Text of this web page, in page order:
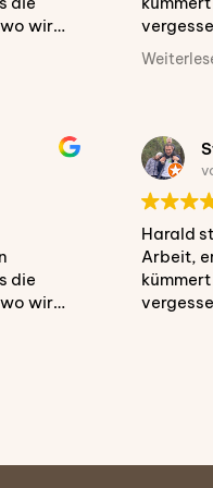
wir
Firma
sich
Wort.
die
wir
Harald
Arbeit,